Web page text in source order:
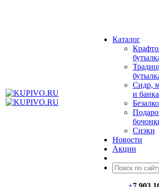
Каталог
Сидр,
и
Снэки
Новости
Акции